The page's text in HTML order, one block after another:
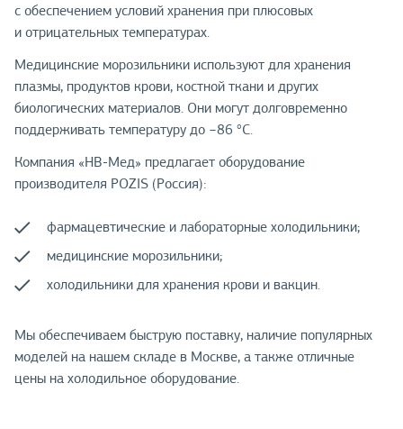
с обеспечением условий хранения при плюсовых
и отрицательных температурах.
Медицинские морозильники используют для хранения
плазмы, продуктов крови, костной ткани и других
биологических материалов. Они могут долговременно
поддерживать температуру до −86 °С.
Компания «НВ-Мед» предлагает оборудование
производителя POZIS (Россия):
фармацевтические и лабораторные холодильники;
медицинские морозильники;
холодильники для хранения крови и вакцин.
Мы обеспечиваем быструю поставку, наличие популярных
моделей на нашем складе в Москве, а также отличные
цены на холодильное оборудование.